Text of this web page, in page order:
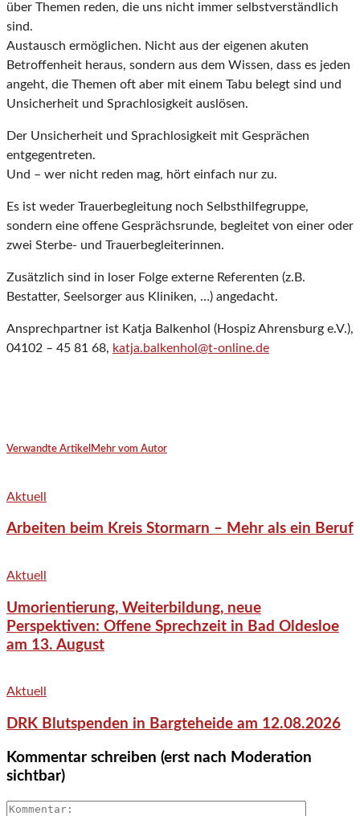
über Themen reden, die uns nicht immer selbstverständlich
sind.
Austausch ermöglichen. Nicht aus der eigenen akuten
Betroffenheit heraus, sondern aus dem Wissen, dass es jeden
angeht, die Themen oft aber mit einem Tabu belegt sind und
Unsicherheit und Sprachlosigkeit auslösen.
Der Unsicherheit und Sprachlosigkeit mit Gesprächen
entgegentreten.
Und – wer nicht reden mag, hört einfach nur zu.
Es ist weder Trauerbegleitung noch Selbsthilfegruppe,
sondern eine offene Gesprächsrunde, begleitet von einer oder
zwei Sterbe- und Trauerbegleiterinnen.
Zusätzlich sind in loser Folge externe Referenten (z.B.
Bestatter, Seelsorger aus Kliniken, …) angedacht.
Ansprechpartner ist Katja Balkenhol (Hospiz Ahrensburg e.V.),
04102 – 45 81 68, katja.balkenhol@t-online.de
Verwandte Artikel Mehr vom Autor
Aktuell
Arbeiten beim Kreis Stormarn – Mehr als ein Beruf
Aktuell
Umorientierung, Weiterbildung, neue
Perspektiven: Offene Sprechzeit in Bad Oldesloe
am 13. August
Aktuell
DRK Blutspenden in Bargteheide am 12.08.2026
Kommentar schreiben (erst nach Moderation
sichtbar)